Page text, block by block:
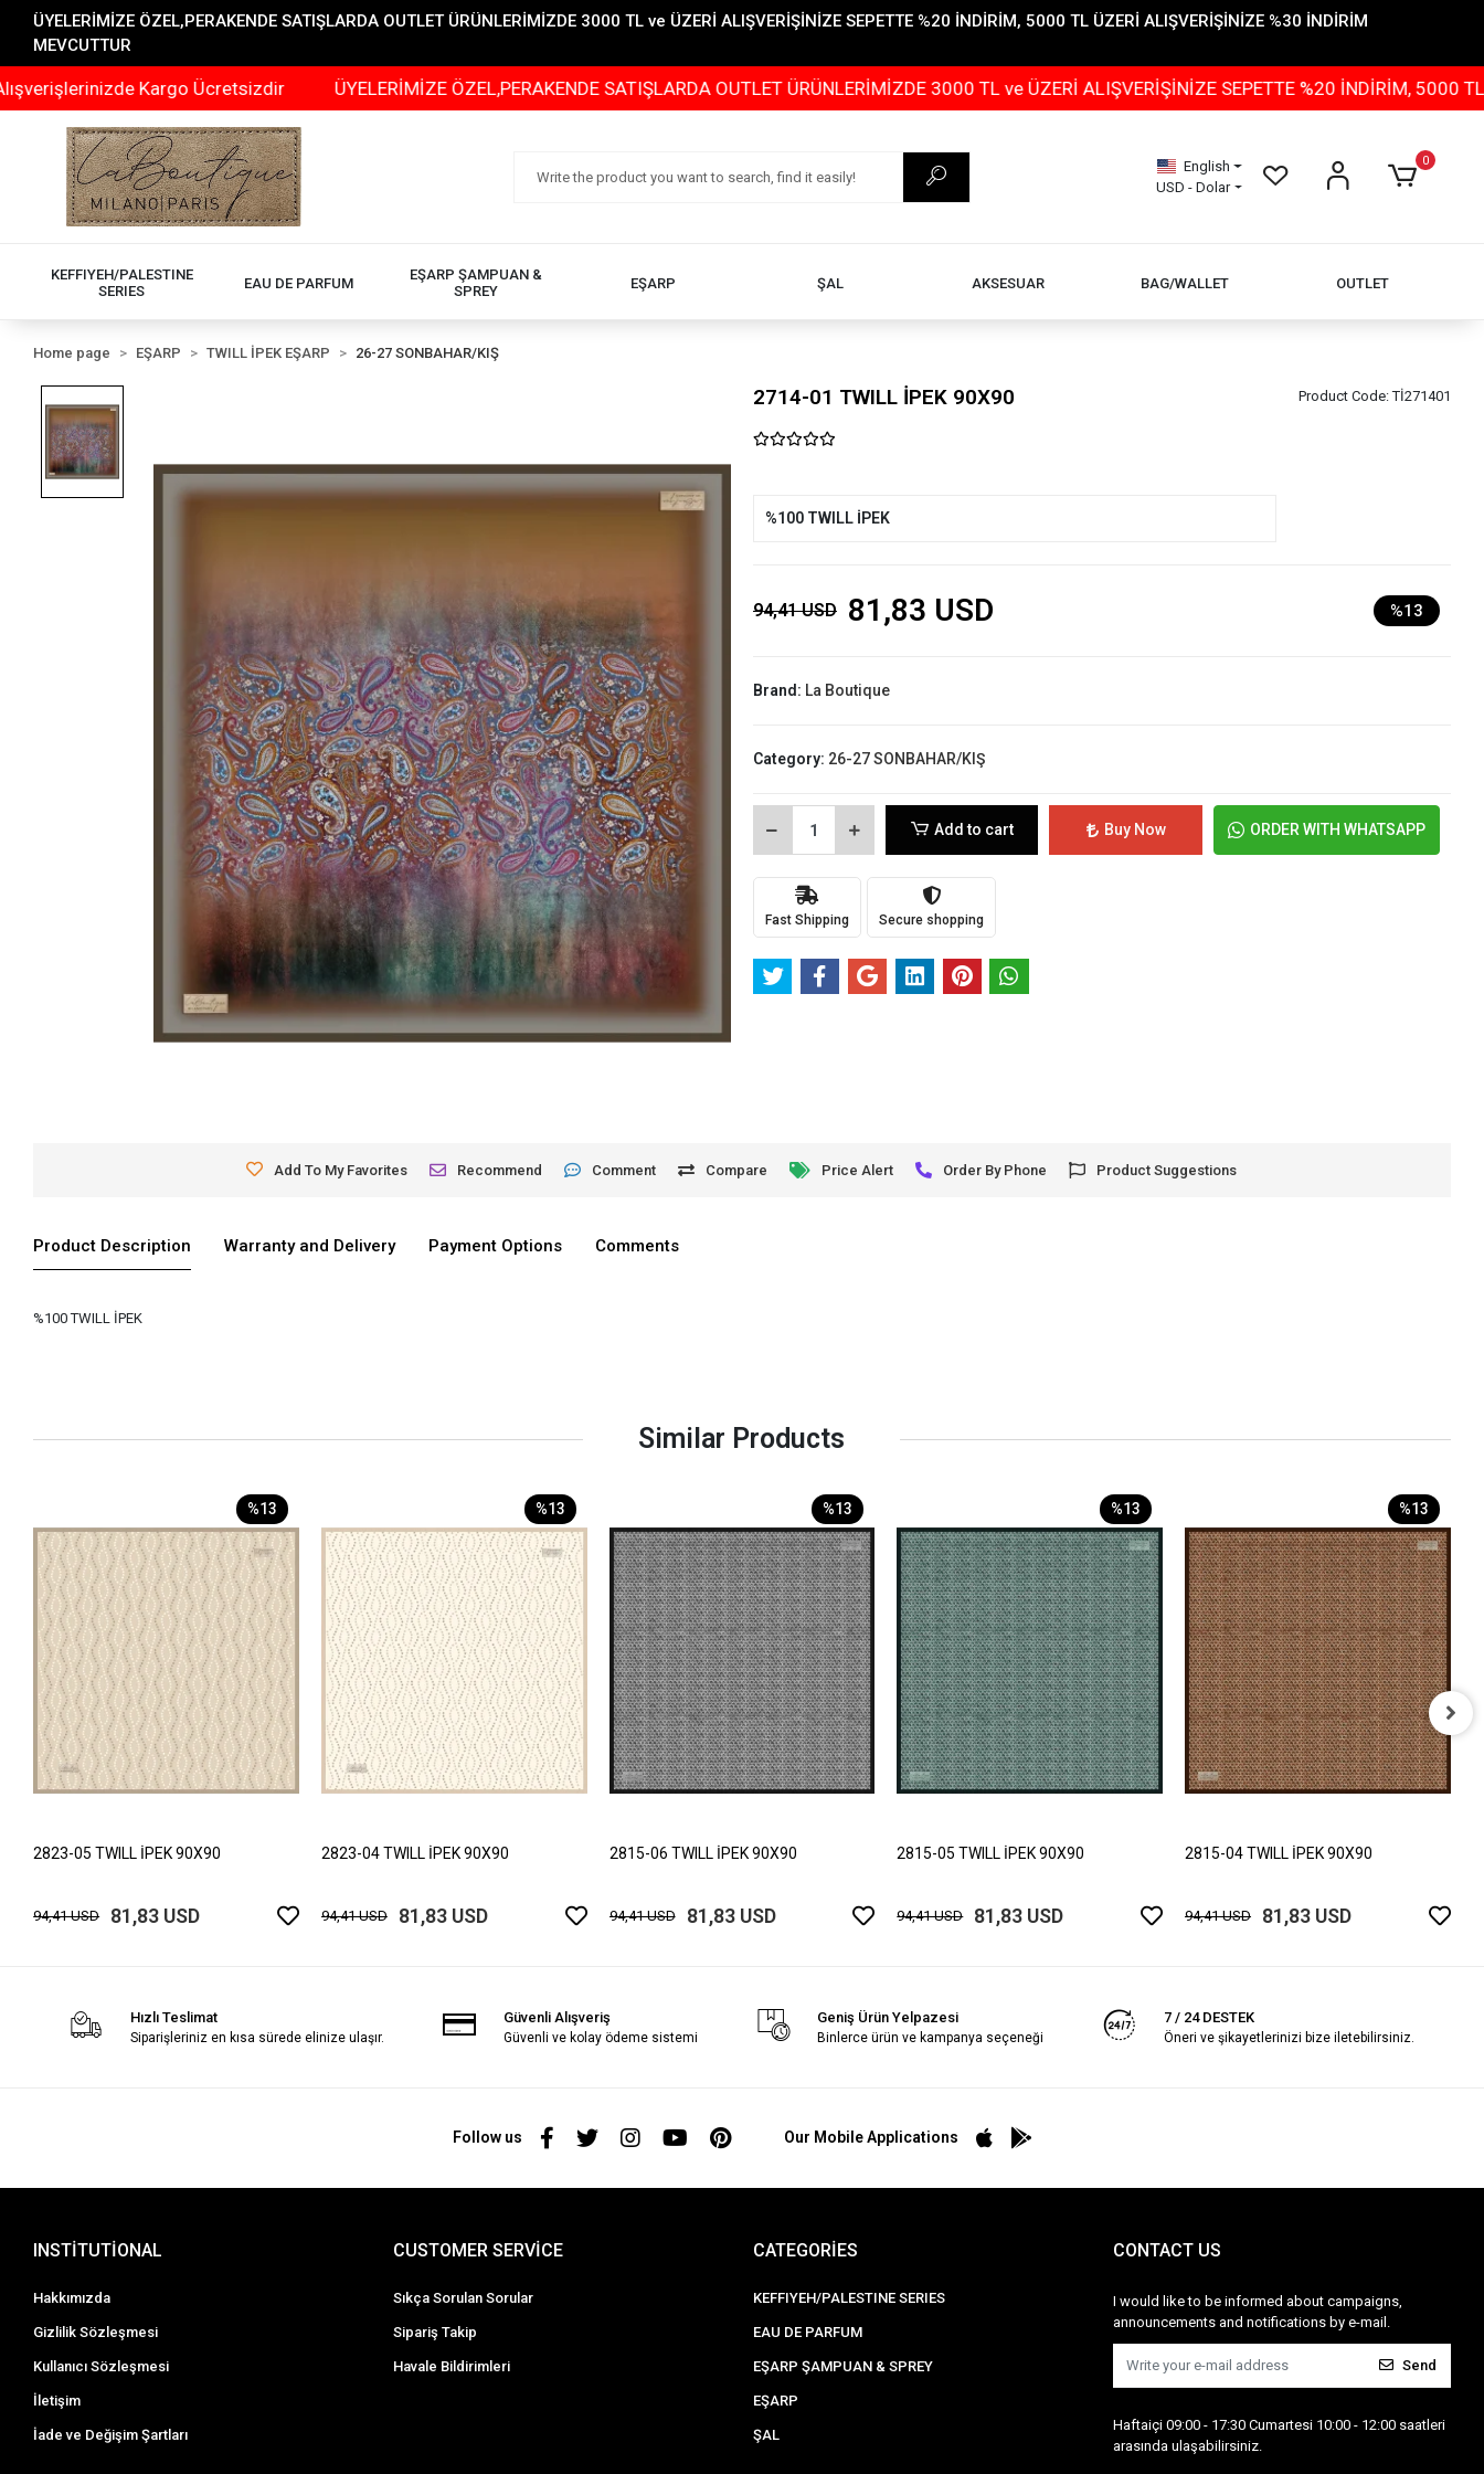
ÜYELERİMİZE ÖZEL,PERAKENDE SATIŞLARDA OUTLET ÜRÜNLERİMİZDE 3000 TL ve ÜZERİ ALIŞVERİŞİNİZE SEPETTE %20 İNDİRİM, 5000 TL ÜZERİ ALIŞVERİŞİNİZE %30 İNDİRİM
MEVCUTTUR
Kargo Ücretsizdir ÜYELERİMİZE ÖZEL,PERAKENDE SATIŞLARDA OUTLET ÜRÜNLERİMİZDE 3000 TL ve ÜZERİ ALIŞVERİŞİNİZE SEPETTE %20 İNDİRİM, 5000 TL ÜZERİ
English
USD - Dolar
0
KEFFIYEH/PALESTINE
SERIES
EAU DE PARFUM
EŞARP ŞAMPUAN &
SPREY
EŞARP ŞAL AKSESUAR BAG/WALLET OUTLET
Home page EŞARP TWILL İPEK EŞARP 26-27 SONBAHAR/KIŞ
2714-01 TWILL İPEK 90X90 Product Code:Tİ271401
%100 TWILL İPEK
94,41 USD 81,83 USD %13
Brand: La Boutique
Category: 26-27 SONBAHAR/KIŞ
Add to cart Buy Now ORDER WITH WHATSAPP
Fast Shipping Secure shopping
Add To My Favorites Recommend Comment Compare Price Alert Order By Phone Product Suggestions
Product Description Warranty and Delivery Payment Options Comments
%100 TWILL İPEK
Similar Products
%13
2823-05 TWILL İPEK 90X90
94,41 USD 81,83 USD
%13
2823-04 TWILL İPEK 90X90
94,41 USD 81,83 USD
%13
2815-06 TWILL İPEK 90X90
94,41 USD 81,83 USD
%13
2815-05 TWILL İPEK 90X90
94,41 USD 81,83 USD
%13
2815-04 TWILL İPEK 90X90
94,41 USD 81,83 USD
Hızlı Teslimat
Siparişleriniz en kısa sürede elinize ulaşır.
Güvenli Alışveriş
Güvenli ve kolay ödeme sistemi
Geniş Ürün Yelpazesi
Binlerce ürün ve kampanya seçeneği
7 / 24 DESTEK
Öneri ve şikayetlerinizi bize iletebilirsiniz.
Follow us Our Mobile Applications
INSTİTUTİONAL
Hakkımızda
Gizlilik Sözleşmesi
Kullanıcı Sözleşmesi
İletişim
İade ve Değişim Şartları
CUSTOMER SERVİCE
Sıkça Sorulan Sorular
Sipariş Takip
Havale Bildirimleri
CATEGORİES
KEFFIYEH/PALESTINE SERIES
EAU DE PARFUM
EŞARP ŞAMPUAN & SPREY
EŞARP
ŞAL
CONTACT US
I would like to be informed about campaigns,
announcements and notifications by e-mail.
Send
Haftaiçi 09:00 - 17:30 Cumartesi 10:00 - 12:00 saatleri
arasında ulaşabilirsiniz.